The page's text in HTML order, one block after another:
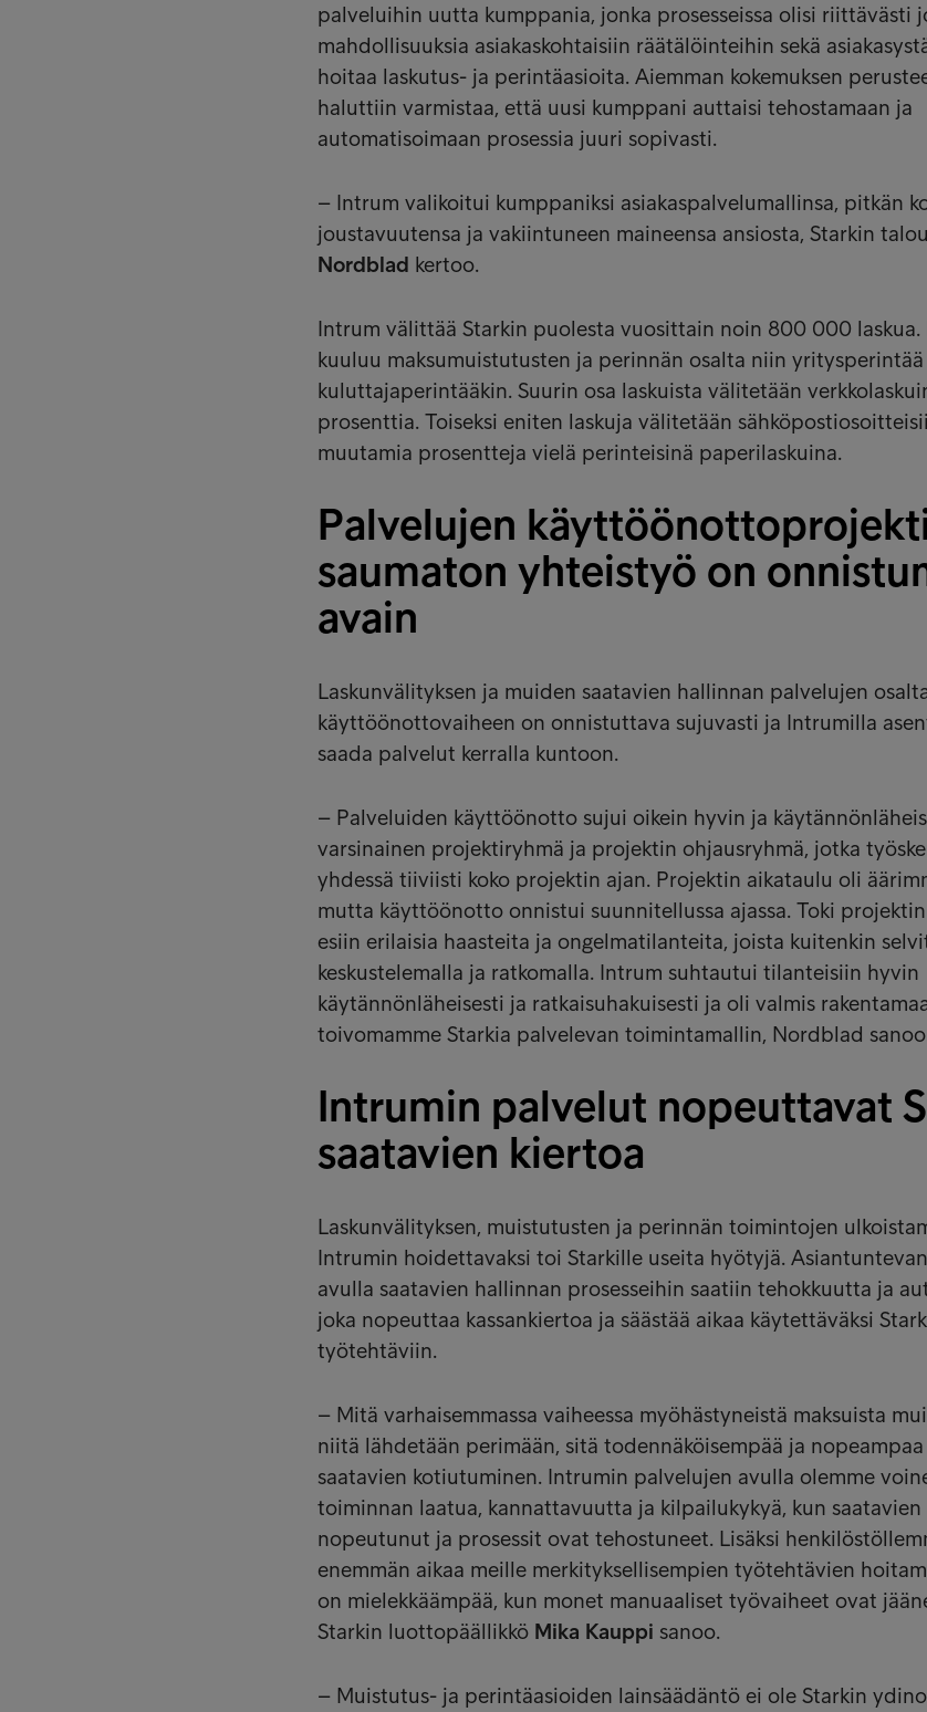
palveluihin uutta kumppania, jonka prosesseissa olisi riittävästi
mahdollisuuksia asiakaskohtaisiin räätälöinteihin sekä
hoitaa laskutus- ja perintäasioita. Aiemman kokemuksen
haluttiin varmistaa, että uusi kumppani auttaisi tehostamaan ja
automatisoimaan prosessia juuri sopivasti.
– Intrum valikoitui kumppaniksi asiakaspalvelumallinsa, pitkän
joustavuutensa ja vakiintuneen maineensa ansiosta, Starkin
Nordblad kertoo.
Intrum välittää Starkin puolesta vuosittain noin 800 000 laskua.
kuuluu maksumuistutusten ja perinnän osalta niin
kuluttajaperintääkin. Suurin osa laskuista välitetään
prosenttia. Toiseksi eniten laskuja välitetään
muutamia prosentteja vielä perinteisinä paperilaskuina.
Palvelujen
saumaton yhteistyö on
avain
Laskunvälityksen ja muiden saatavien hallinnan palvelujen
käyttöönottovaiheen on onnistuttava sujuvasti ja Intrumilla
saada palvelut kerralla kuntoon.
– Palveluiden käyttöönotto sujui oikein hyvin ja
varsinainen projektiryhmä ja projektin ohjausryhmä, jotka
yhdessä tiiviisti koko projektin ajan. Projektin aikataulu oli
mutta käyttöönotto onnistui suunnitellussa ajassa. Toki
esiin erilaisia haasteita ja ongelmatilanteita, joista kuitenkin
keskustelemalla ja ratkomalla. Intrum suhtautui tilanteisiin hyvin
käytännönläheisesti ja ratkaisuhakuisesti ja oli valmis
toivomamme Starkia palvelevan toimintamallin, Nordblad
Intrumin palvelut nopeuttavat
saatavien kiertoa
Laskunvälityksen, muistutusten ja perinnän toimintojen
Intrumin hoidettavaksi toi Starkille useita hyötyjä.
avulla saatavien hallinnan prosesseihin saatiin tehokkuutta ja
joka nopeuttaa kassankiertoa ja säästää aikaa käytettäväksi
työtehtäviin.
– Mitä varhaisemmassa vaiheessa myöhästyneistä maksuista
niitä lähdetään perimään, sitä todennäköisempää ja
saatavien kotiutuminen. Intrumin palvelujen avulla olemme
toiminnan laatua, kannattavuutta ja kilpailukykyä, kun
nopeutunut ja prosessit ovat tehostuneet. Lisäksi
enemmän aikaa meille merkityksellisempien työtehtävien
on mielekkäämpää, kun monet manuaaliset työvaiheet ovat
Starkin luottopäällikkö Mika Kauppi sanoo.
– Muistutus- ja perintäasioiden lainsäädäntö ei ole Starkin